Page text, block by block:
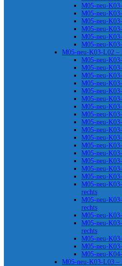
M05-neu-
M05-neu-
M05-neu-
M05-neu-
M05-neu-
M05-neu-
M05-neu-K03-L02 –
M05-neu-
M05-neu-
M05-neu-
M05-neu-
M05-neu-
M05-neu-
M05-neu-
M05-neu-
M05-neu-
M05-neu-
M05-neu-
M05-neu-
M05-neu-
M05-neu-
M05-neu-
M05-neu-
M05-neu-
rechts
M05-neu-
rechts
M05-neu-
M05-neu-
rechts
M05-neu-
M05-neu-
M05-neu-
M05-neu-K03-L03 –